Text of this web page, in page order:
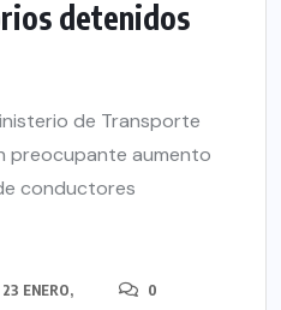
detenidos
de Transporte
preocupante aumento
conductores
23 ENERO,
0